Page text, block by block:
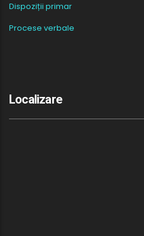
Dispoziții primar
Procese verbale
Localizare